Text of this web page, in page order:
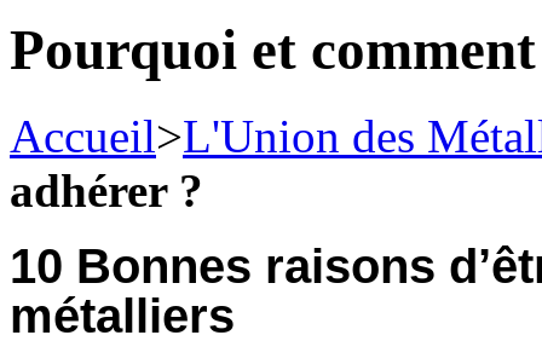
Pourquoi et
Accueil>L'Union des
adhérer ?
10 Bonnes raisons
métalliers